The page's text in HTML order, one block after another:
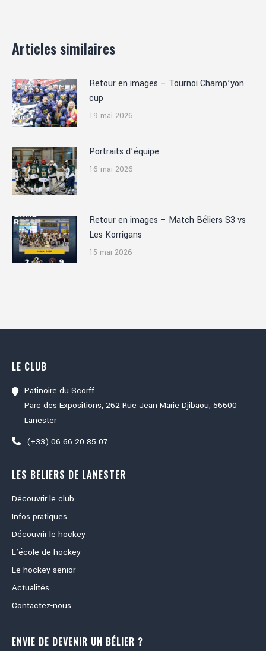
Articles similaires
Retour en images – Tournoi Champ’yon
cup
19 mai 2026
Portraits d’équipe
16 mai 2026
Retour en images – Match Béliers S3 vs
Les Korrigans
15 mai 2026
LE CLUB
Patinoire du Scorff
Parc des Expositions, 262 Rue Jean Marie Djibaou, 56600
Lanester
(+33) 06 66 20 85 07
LES BELIERS DE LANESTER
Découvrir le club
Infos pratiques
Découvrir le hockey
L’école de hockey
Le hockey senior
Actualités
Contactez-nous
ENVIE DE DEVENIR UN BÉLIER ?